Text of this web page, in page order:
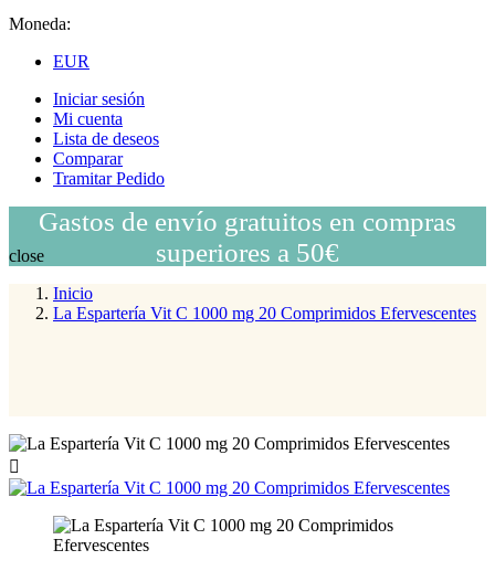
Moneda:
EUR
Iniciar sesión
Mi cuenta
Lista de deseos
Comparar
Tramitar Pedido
Gastos de envío gratuitos en compras
superiores a 50€
close
Inicio
La Espartería Vit C 1000 mg 20 Comprimidos Efervescentes
